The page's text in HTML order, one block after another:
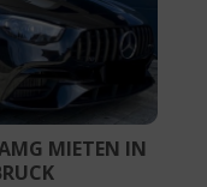
MIETEN IN